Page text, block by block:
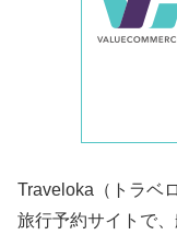
Traveloka（トラベ
旅行予約サイトで